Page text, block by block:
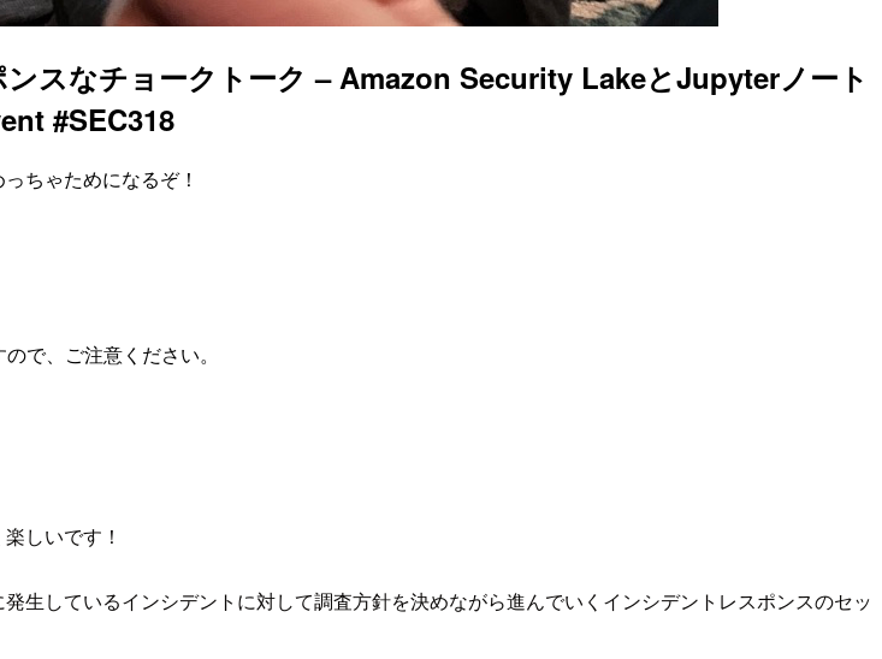
スなチョークトーク – Amazon Security LakeとJupyterノート
#SEC318
ちゃためになるぞ！
で、ご注意ください。
しいです！
生しているインシデントに対して調査方針を決めながら進んでいくインシデントレスポンスのセッ